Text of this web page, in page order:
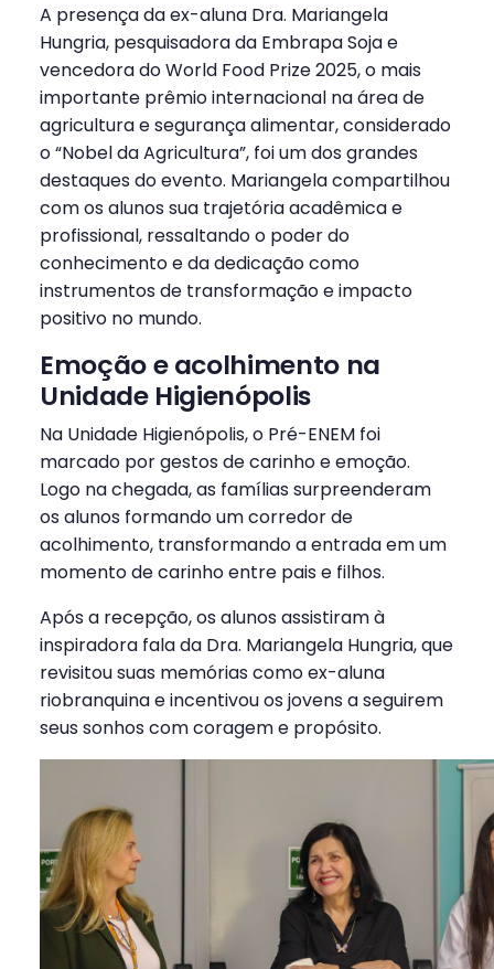
A presença da ex-aluna Dra. Mariangela
Hungria, pesquisadora da Embrapa Soja e
vencedora do World Food Prize 2025, o mais
importante prêmio internacional na área de
agricultura e segurança alimentar, considerado
o “Nobel da Agricultura”, foi um dos grandes
destaques do evento. Mariangela compartilhou
com os alunos sua trajetória acadêmica e
profissional, ressaltando o poder do
conhecimento e da dedicação como
instrumentos de transformação e impacto
positivo no mundo.
Emoção e acolhimento na
Unidade Higienópolis
Na Unidade Higienópolis, o Pré-ENEM foi
marcado por gestos de carinho e emoção.
Logo na chegada, as famílias surpreenderam
os alunos formando um corredor de
acolhimento, transformando a entrada em um
momento de carinho entre pais e filhos.
Após a recepção, os alunos assistiram à
inspiradora fala da Dra. Mariangela Hungria, que
revisitou suas memórias como ex-aluna
riobranquina e incentivou os jovens a seguirem
seus sonhos com coragem e propósito.